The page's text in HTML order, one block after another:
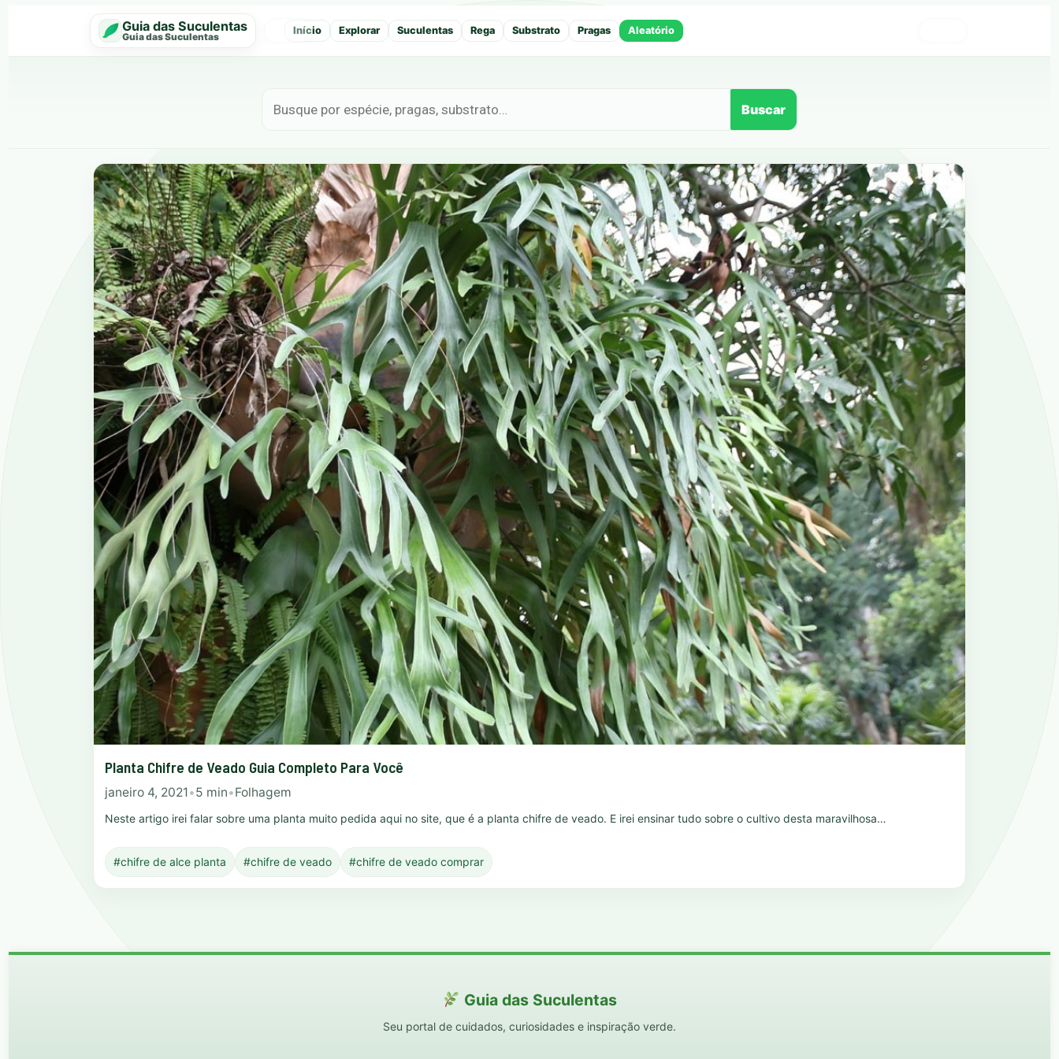
Guia das Suculentas
Guia das Suculentas
Início Explorar Suculentas Rega Substrato Pragas Aleatório
Buscar
Planta Chifre de Veado Guia Completo Para Você
janeiro 4, 2021•5 min•Folhagem
Neste artigo irei falar sobre uma planta muito pedida aqui no site, que é a planta chifre de veado. E irei ensinar tudo sobre o cultivo desta maravilhosa…
#chifre de alce planta #chifre de veado #chifre de veado comprar
Guia das Suculentas
Seu portal de cuidados, curiosidades e inspiração verde.